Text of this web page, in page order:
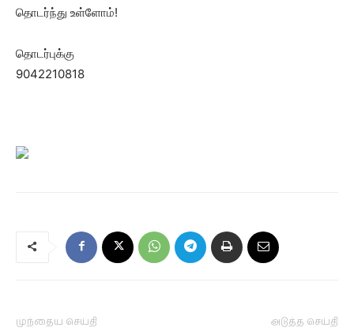
தொடர்ந்து உள்ளோம்!
தொடர்புக்கு
9042210818
முந்தைய செய்தி அடுத்த செய்தி